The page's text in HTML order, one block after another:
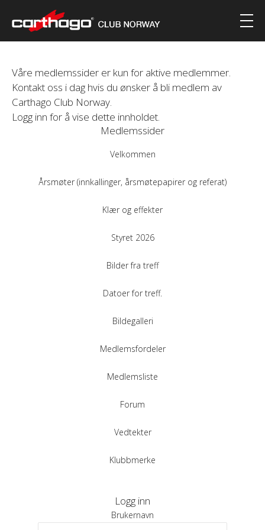
Våre medlemssider er kun for aktive medlemmer.
Kontakt oss i dag hvis du ønsker å bli medlem av
Carthago Club Norway.
Logg inn for å vise dette innholdet.
Medlemssider
Velkommen
Årsmøter (innkallinger, årsmøtepapirer og referat)
Klær og effekter
Styret 2026
Bilder fra treff
Datoer for treff.
Bildegalleri
Medlemsfordeler
Medlemsliste
Forum
Vedtekter
Klubbmerke
Logg inn
Brukernavn